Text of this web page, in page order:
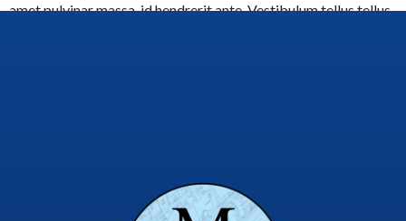
amet pulvinar massa, id hendrerit ante. Vestibulum tellus tellus,